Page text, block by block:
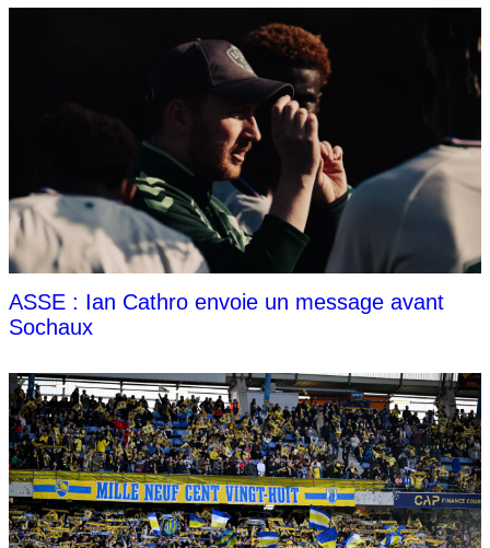
ASSE : Ian Cathro envoie un message avant
Sochaux